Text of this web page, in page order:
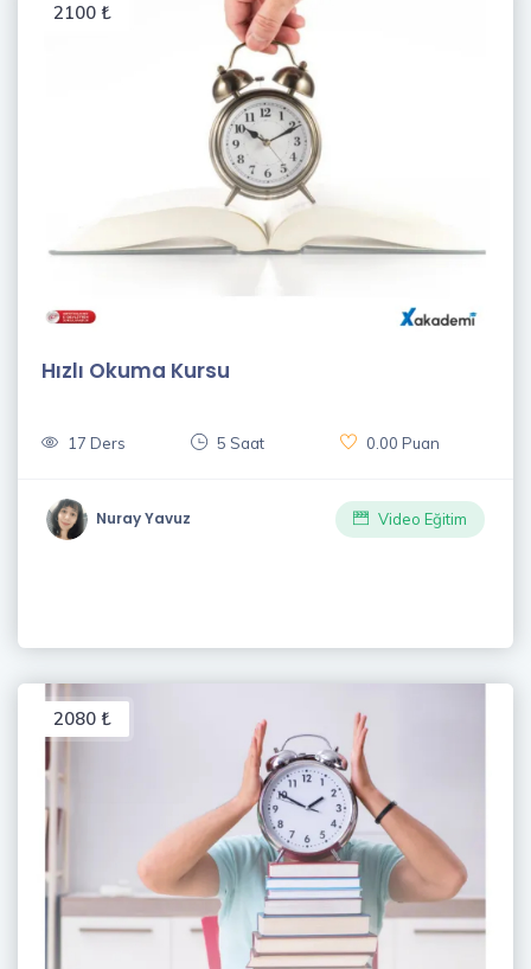
2100 ₺
Hızlı Okuma Kursu
17 Ders 5 Saat 0.00 Puan
Nuray Yavuz Video Eğitim
2080 ₺